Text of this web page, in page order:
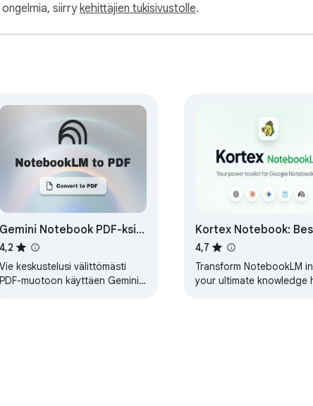
siirry kehittäjien tukisivustolle.
Gemini Notebook PDF-ksi,
Word, Markdown export
4,2
Vie keskustelusi välittömästi
PDF-muotoon käyttäen Gemini
Kortex Notebook:
Gemini NotebookLM
Toolkit
4,7
Transform NotebookLM
your ultimate knowledge